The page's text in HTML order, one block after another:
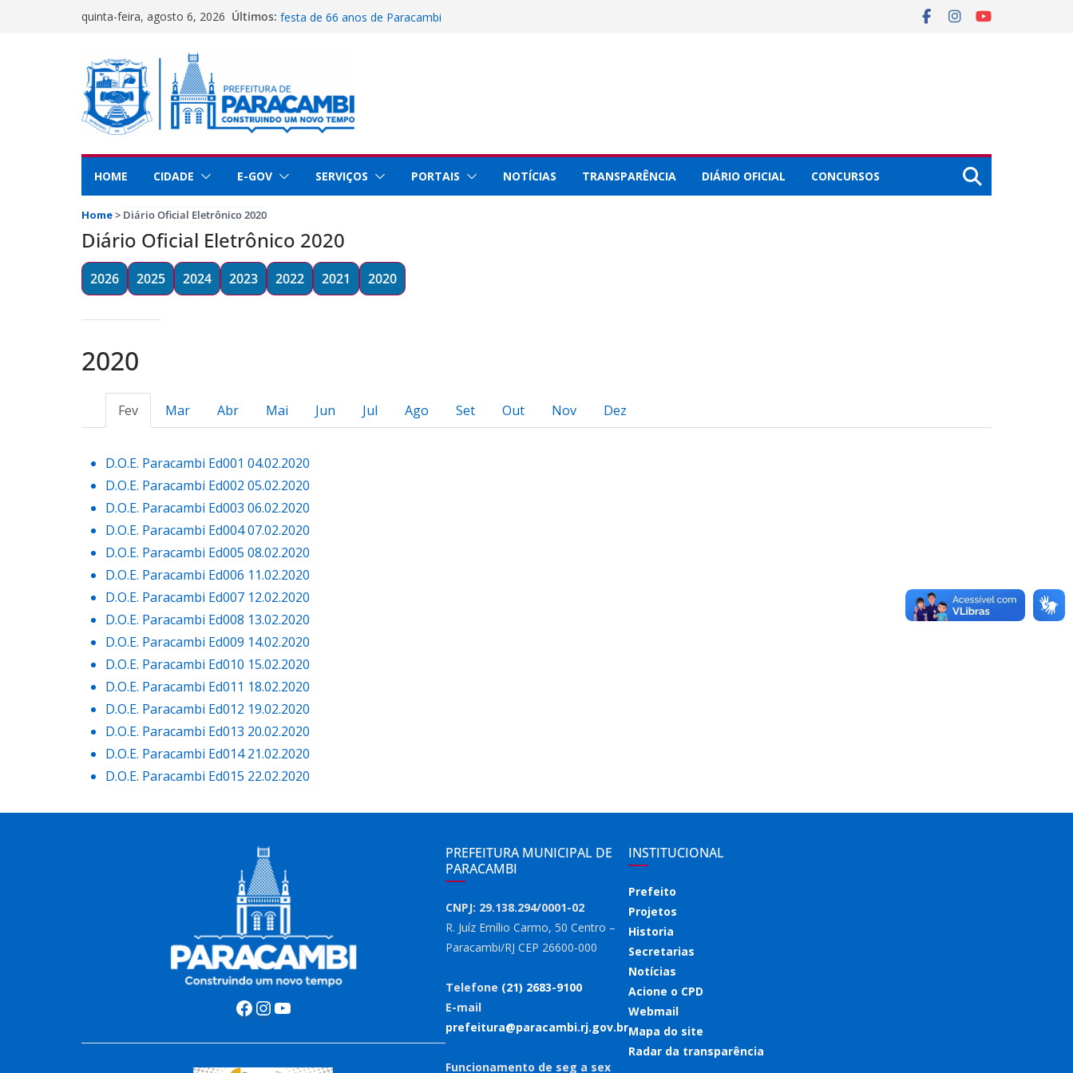
quinta-feira, agosto 6, 2026 Últimos: festa de 66 anos de Paracambi
dedicação e serviços prestados à população
Paracambi é destaque internacional por conquistas na
educação
UFRRJ se reúne com a Prefeitura de Paracambi para
HOME
CIDADE E-GOV SERVIÇOS PORTAIS NOTÍCIAS TRANSPARÊNCIA DIÁRIO OFICIAL CONCURSOS
Home> Diário Oficial Eletrônico 2020
Diário Oficial Eletrônico 2020
2026 2025 2024 2023 2022 2021 2020
2020
Fev Mar Abr Mai Jun Jul Ago Set Out Nov Dez
D.O.E. Paracambi Ed001 04.02.2020
D.O.E. Paracambi Ed002 05.02.2020
D.O.E. Paracambi Ed003 06.02.2020
D.O.E. Paracambi Ed004 07.02.2020
D.O.E. Paracambi Ed005 08.02.2020
D.O.E. Paracambi Ed006 11.02.2020
D.O.E. Paracambi Ed007 12.02.2020
D.O.E. Paracambi Ed008 13.02.2020
D.O.E. Paracambi Ed009 14.02.2020
D.O.E. Paracambi Ed010 15.02.2020
D.O.E. Paracambi Ed011 18.02.2020
D.O.E. Paracambi Ed012 19.02.2020
D.O.E. Paracambi Ed013 20.02.2020
D.O.E. Paracambi Ed014 21.02.2020
D.O.E. Paracambi Ed015 22.02.2020
Facebook
Instagram
Youtube
PREFEITURA MUNICIPAL DE
PARACAMBI
CNPJ: 29.138.294/0001-02
R. Juíz Emílio Carmo, 50 Centro –
Paracambi/RJ CEP 26600-000
Telefone (21) 2683-9100
E-mail
prefeitura@paracambi.rj.gov.br
Funcionamento de seg a sex
INSTITUCIONAL
Prefeito
Projetos
Historia
Secretarias
Notícias
Acione o CPD
Webmail
Mapa do site
Radar da transparência